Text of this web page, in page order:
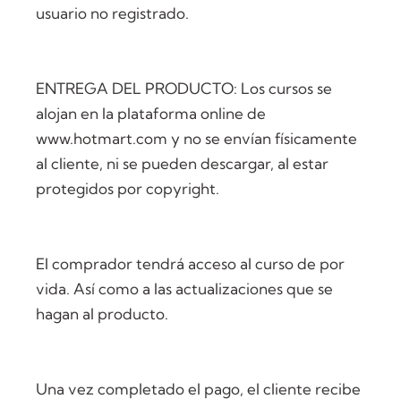
usuario no registrado.
ENTREGA DEL PRODUCTO: Los cursos se
alojan en la plataforma online de
www.hotmart.com y no se envían físicamente
al cliente, ni se pueden descargar, al estar
protegidos por copyright.
El comprador tendrá acceso al curso de por
vida. Así como a las actualizaciones que se
hagan al producto.
Una vez completado el pago, el cliente recibe